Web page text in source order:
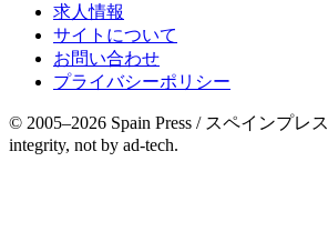
求人情報
サイトについて
お問い合わせ
プライバシーポリシー
© 2005–2026 Spain Press / スペインプレス
integrity, not by ad-tech.